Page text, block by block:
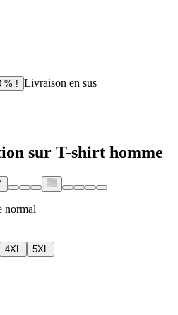
% ! Livraison en sus
sur T-shirt homme
normal
4XL
5XL